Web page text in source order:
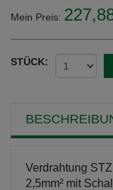
Mein Preis:
STÜCK:
Verdrahtung
2,5mm² mit